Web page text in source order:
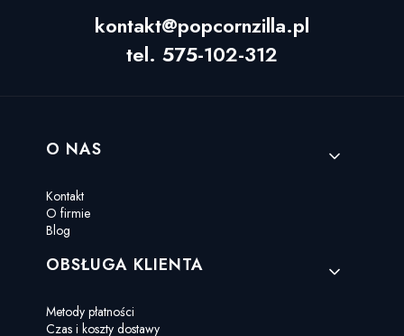
kontakt@popcornzilla.pl
tel. 575-102-312
Linki w stopce
O NAS
Kontakt
O firmie
Blog
OBSŁUGA KLIENTA
Metody płatności
Czas i koszty dostawy